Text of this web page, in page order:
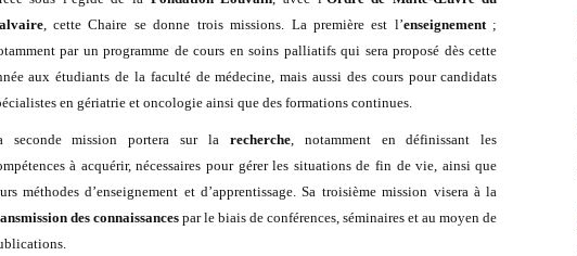
, cette Chaire se donne trois missions. La première est l’enseignement ;
par un programme de cours en soins palliatifs qui sera proposé dès cette
aux étudiants de la faculté de médecine, mais aussi des cours pour candidats
en gériatrie et oncologie ainsi que des formations continues.
seconde mission portera sur la recherche, notamment en définissant les
à acquérir, nécessaires pour gérer les situations de fin de vie, ainsi que
méthodes d’enseignement et d’apprentissage. Sa troisième mission visera à la
des connaissancespar le biais de conférences, séminaires et au moyen de